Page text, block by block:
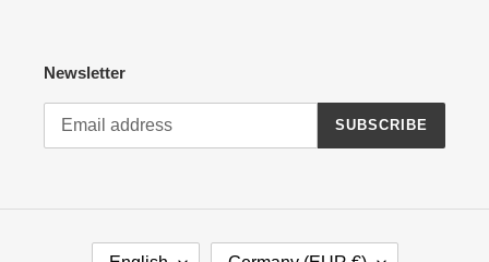
Newsletter
SUBSCRIBE